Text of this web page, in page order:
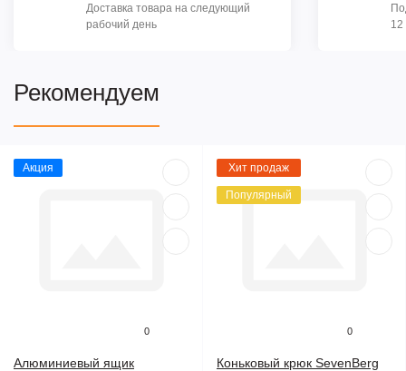
Доставка товара на следующий
рабочий день
12
Рекомендуем
Акция
0
Алюминиевый ящик
Хит продаж
Популярный
0
Коньковый крюк SevenBerg